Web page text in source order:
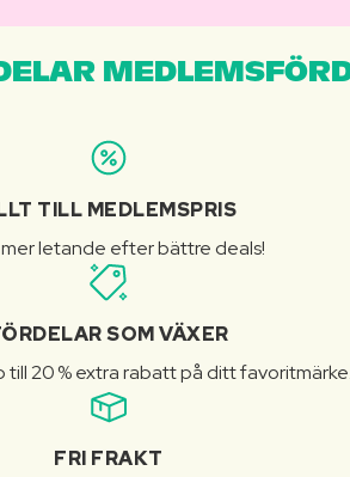
TILL MEDLEMSPRIS
letande efter bättre deals!
SOM VÄXER
till 20 % extra rabatt på ditt
FRI FRAKT